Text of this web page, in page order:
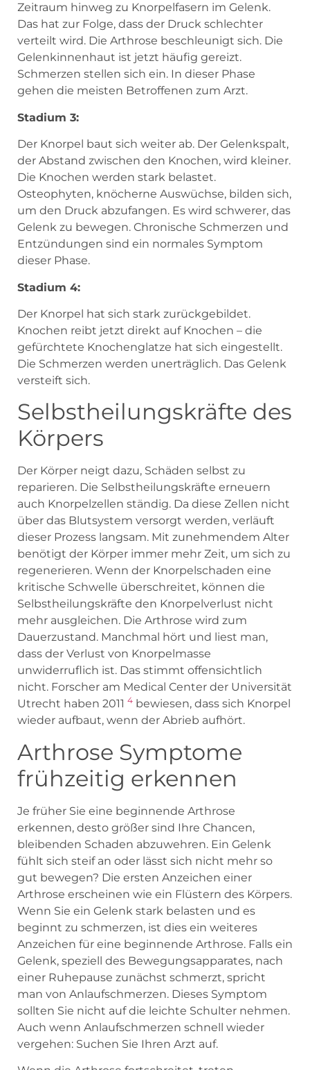
Zeitraum hinweg zu Knorpelfasern im Gelenk.
Das hat zur Folge, dass der Druck schlechter
verteilt wird. Die Arthrose beschleunigt sich. Die
Gelenkinnenhaut ist jetzt häufig gereizt.
Schmerzen stellen sich ein. In dieser Phase
gehen die meisten Betroffenen zum Arzt.
Stadium 3:
Der Knorpel baut sich weiter ab. Der Gelenkspalt,
der Abstand zwischen den Knochen, wird kleiner.
Die Knochen werden stark belastet.
Osteophyten, knöcherne Auswüchse, bilden sich,
um den Druck abzufangen. Es wird schwerer, das
Gelenk zu bewegen. Chronische Schmerzen und
Entzündungen sind ein normales Symptom
dieser Phase.
Stadium 4:
Der Knorpel hat sich stark zurückgebildet.
Knochen reibt jetzt direkt auf Knochen – die
gefürchtete Knochenglatze hat sich eingestellt.
Die Schmerzen werden unerträglich. Das Gelenk
versteift sich.
Selbstheilungskräfte des
Körpers
Der Körper neigt dazu, Schäden selbst zu
reparieren. Die Selbstheilungskräfte erneuern
auch Knorpelzellen ständig. Da diese Zellen nicht
über das Blutsystem versorgt werden, verläuft
dieser Prozess langsam. Mit zunehmendem Alter
benötigt der Körper immer mehr Zeit, um sich zu
regenerieren. Wenn der Knorpelschaden eine
kritische Schwelle überschreitet, können die
Selbstheilungskräfte den Knorpelverlust nicht
mehr ausgleichen. Die Arthrose wird zum
Dauerzustand. Manchmal hört und liest man,
dass der Verlust von Knorpelmasse
unwiderruflich ist. Das stimmt offensichtlich
nicht. Forscher am Medical Center der Universität
Utrecht haben 2011 4 bewiesen, dass sich Knorpel
wieder aufbaut, wenn der Abrieb aufhört.
Arthrose Symptome
frühzeitig erkennen
Je früher Sie eine beginnende Arthrose
erkennen, desto größer sind Ihre Chancen,
bleibenden Schaden abzuwehren. Ein Gelenk
fühlt sich steif an oder lässt sich nicht mehr so
gut bewegen? Die ersten Anzeichen einer
Arthrose erscheinen wie ein Flüstern des Körpers.
Wenn Sie ein Gelenk stark belasten und es
beginnt zu schmerzen, ist dies ein weiteres
Anzeichen für eine beginnende Arthrose. Falls ein
Gelenk, speziell des Bewegungsapparates, nach
einer Ruhepause zunächst schmerzt, spricht
man von Anlaufschmerzen. Dieses Symptom
sollten Sie nicht auf die leichte Schulter nehmen.
Auch wenn Anlaufschmerzen schnell wieder
vergehen: Suchen Sie Ihren Arzt auf.